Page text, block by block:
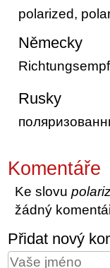
polarized,
Německy
Rusky
Komentáře
Ke slovu
žádný
Přidat nový